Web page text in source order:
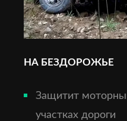
НА БЕЗДОРОЖЬЕ
Защитит
участках дороги